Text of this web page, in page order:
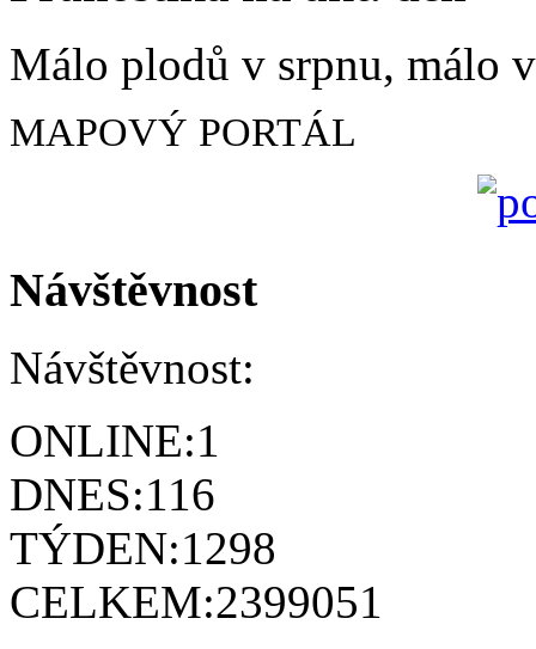
Málo plodů v srpnu, málo
MAPOVÝ PORTÁL
Návštěvnost
Návštěvnost:
ONLINE:1
DNES:116
TÝDEN:1298
CELKEM:2399051